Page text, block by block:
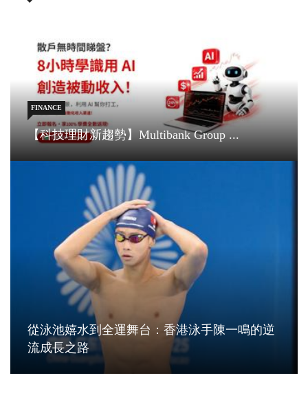
FINANCE
【科技理財新趨勢】Multibank Group ...
從泳池嬉水到全運舞台：香港泳手陳一鳴的逆
流成長之路